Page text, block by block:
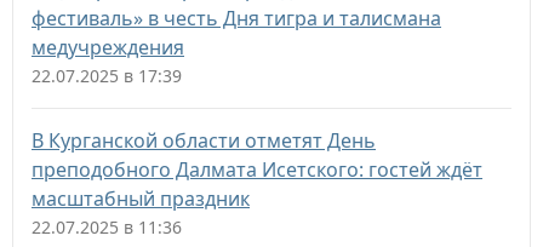
фестиваль» в честь Дня тигра и талисмана
медучреждения
22.07.2025 в 17:39
В Курганской области отметят День
преподобного Далмата Исетского: гостей ждёт
масштабный праздник
22.07.2025 в 11:36